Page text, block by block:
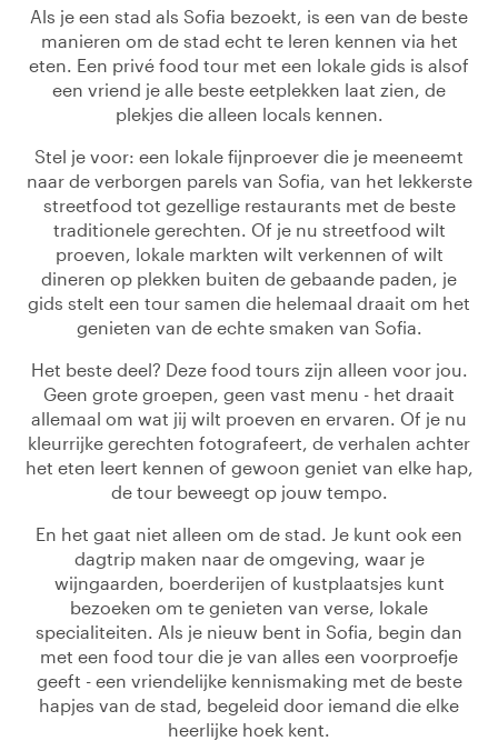
Als je een stad als Sofia bezoekt, is een van de beste
manieren om de stad echt te leren kennen via het
eten. Een privé food tour met een lokale gids is alsof
een vriend je alle beste eetplekken laat zien, de
plekjes die alleen locals kennen.
Stel je voor: een lokale fijnproever die je meeneemt
naar de verborgen parels van Sofia, van het lekkerste
streetfood tot gezellige restaurants met de beste
traditionele gerechten. Of je nu streetfood wilt
proeven, lokale markten wilt verkennen of wilt
dineren op plekken buiten de gebaande paden, je
gids stelt een tour samen die helemaal draait om het
genieten van de echte smaken van Sofia.
Het beste deel? Deze food tours zijn alleen voor jou.
Geen grote groepen, geen vast menu - het draait
allemaal om wat jij wilt proeven en ervaren. Of je nu
kleurrijke gerechten fotografeert, de verhalen achter
het eten leert kennen of gewoon geniet van elke hap,
de tour beweegt op jouw tempo.
En het gaat niet alleen om de stad. Je kunt ook een
dagtrip maken naar de omgeving, waar je
wijngaarden, boerderijen of kustplaatsjes kunt
bezoeken om te genieten van verse, lokale
specialiteiten. Als je nieuw bent in Sofia, begin dan
met een food tour die je van alles een voorproefje
geeft - een vriendelijke kennismaking met de beste
hapjes van de stad, begeleid door iemand die elke
heerlijke hoek kent.